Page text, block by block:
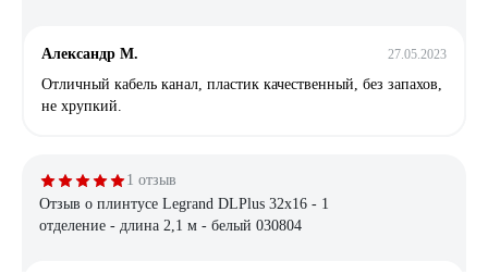
Александр М. 27.05.2023
Отличный кабель канал, пластик качественный, без запахов,
не хрупкий.
1 отзыв
Отзыв о плинтусе Legrand DLPlus 32x16 - 1
отделение - длина 2,1 м - белый 030804